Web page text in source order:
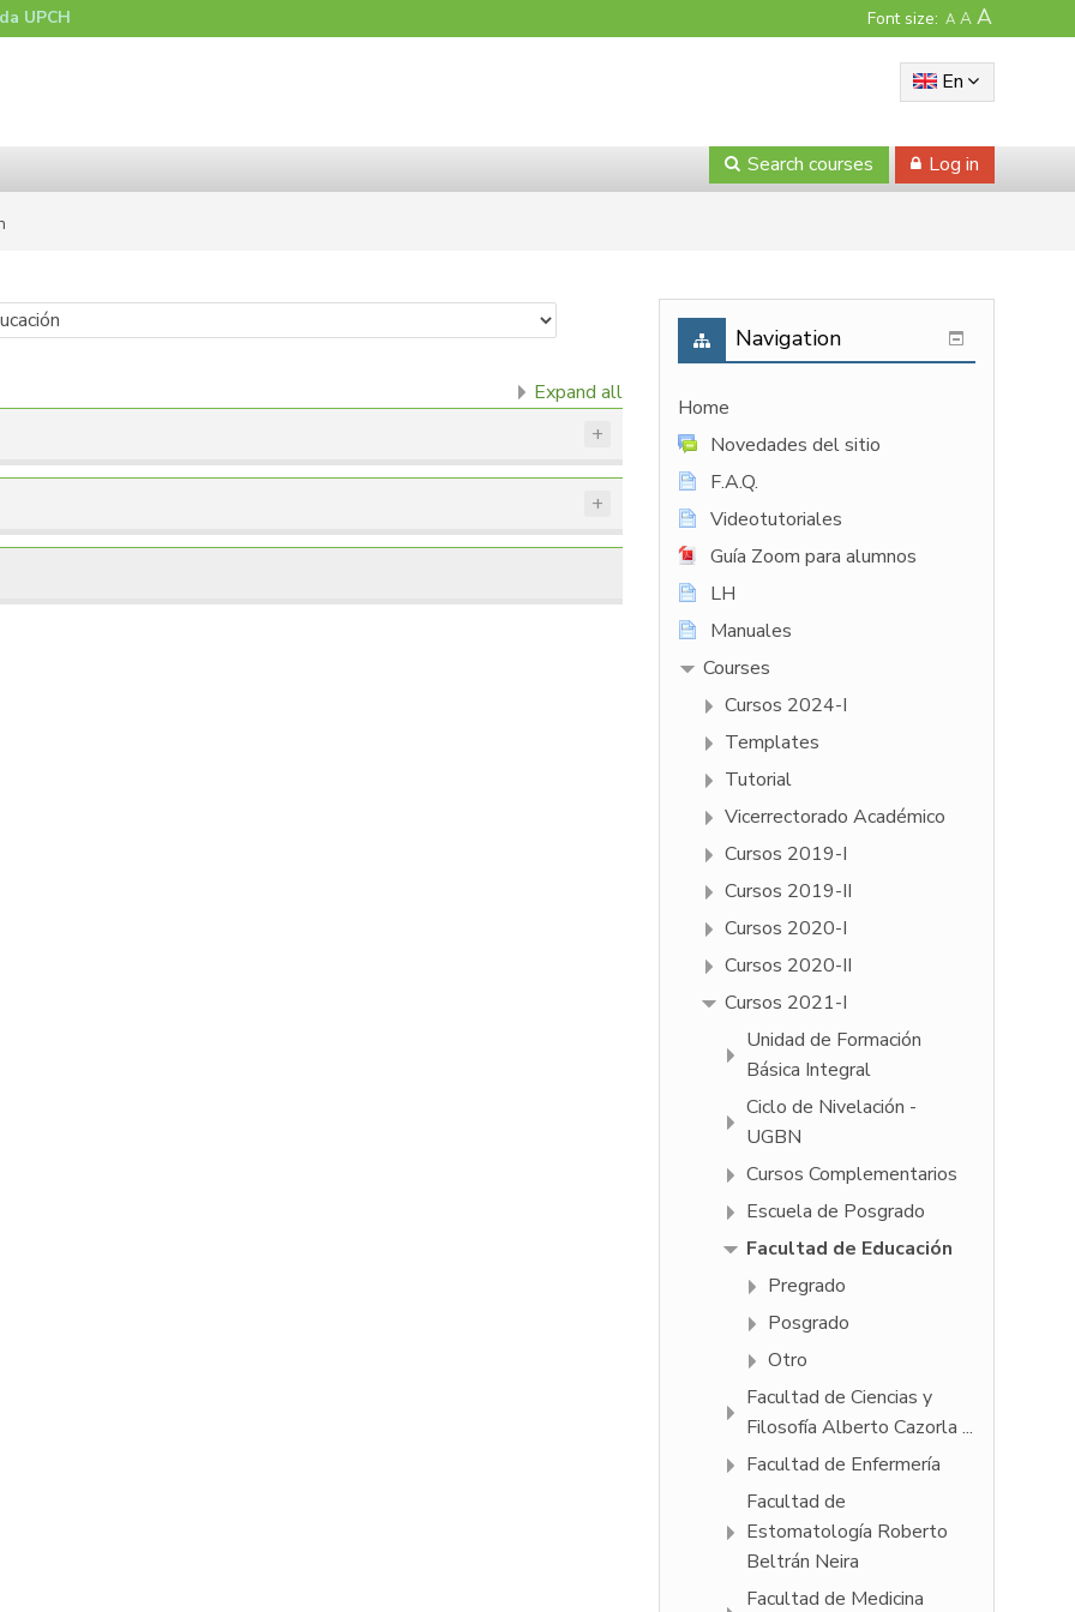
UPCH Font size: A A A
En
Log in
Search courses
Expand all
Navigation
Home
Novedades del sitio
F.A.Q.
Videotutoriales
Guía Zoom para alumnos
LH
Manuales
Courses
Cursos 2024-I
Templates
Tutorial
Vicerrectorado Académico
Cursos 2019-I
Cursos 2019-II
Cursos 2020-I
Cursos 2020-II
Cursos 2021-I
Unidad de Formación
Básica Integral
Ciclo de Nivelación -
UGBN
Cursos Complementarios
Escuela de Posgrado
Facultad de Educación
Pregrado
Posgrado
Otro
Facultad de Ciencias y
Filosofí­a Alberto Cazorla ...
Facultad de Enfermería
Facultad de
Estomatología Roberto
Beltrán Neira
Facultad de Medicina